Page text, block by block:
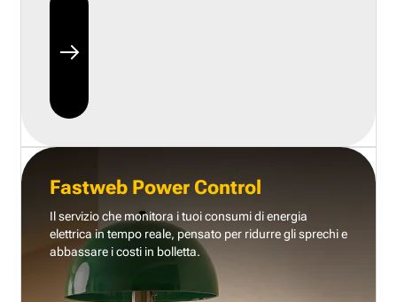
Fastweb Power Control
Il servizio che monitora i tuoi consumi di energia
elettrica in tempo reale, pensato per ridurre gli sprechi e
abbassare i costi in bolletta.